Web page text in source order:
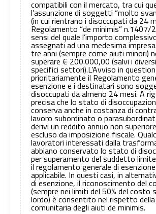
compatibili con il mercato, tra cui
l’assunzione di soggetti “molto
(in cui rientrano i disoccupati da 24
Regolamento “de minimis” n.1407/
sensi del quale l’importo
assegnati ad una medesima impresa
tre anni (sempre come aiuti minori)
superare € 200.000,00 (salvi i
specifici settori).L’Avviso in
prioritariamente il Regolamento
esenzione e i destinatari sono
disoccupati da almeno 24 mesi. A
precisa che lo stato di
conserva anche in costanza di
lavoro subordinato o
derivi un reddito annuo non
escluso da imposizione fiscale.
lavoratori interessati dalla
abbiano conservato lo stato di
per superamento del suddetto
il regolamento generale di
applicabile. In questi casi, in
di esenzione, il riconoscimento del
(sempre nei limiti del 50% del costo
lordo) è consentito nel rispetto
comunitaria degli aiuti de minimis.